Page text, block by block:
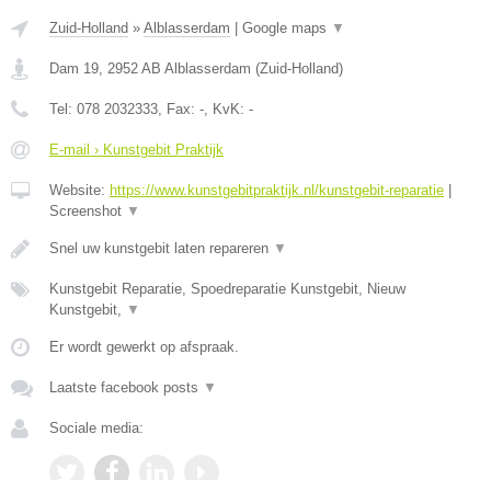
Zuid-Holland » Alblasserdam Google maps ▼
Dam 19, 2952 AB Alblasserdam (Zuid-Holland)
Tel: 078 2032333, Fax: -, KvK: -
E-mail › Kunstgebit Praktijk
Website: https://www.kunstgebitpraktijk.nl/kunstgebit-reparatie
Screenshot ▼
Snel uw kunstgebit laten repareren ▼
Kunstgebit Reparatie, Spoedreparatie Kunstgebit, Nieuw
Kunstgebit, ▼
Er wordt gewerkt op afspraak.
Laatste facebook posts ▼
Sociale media: